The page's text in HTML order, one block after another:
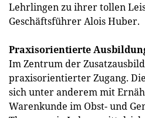
Lehrlingen zu ihrer tollen
Geschäftsführer Alois Huber.
Praxisorientierte
Im Zentrum der
praxisorientierter Zugang.
sich unter anderem mit
Warenkunde im Obst- und